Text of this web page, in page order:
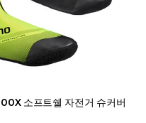
소프트쉘 자전거 슈커버